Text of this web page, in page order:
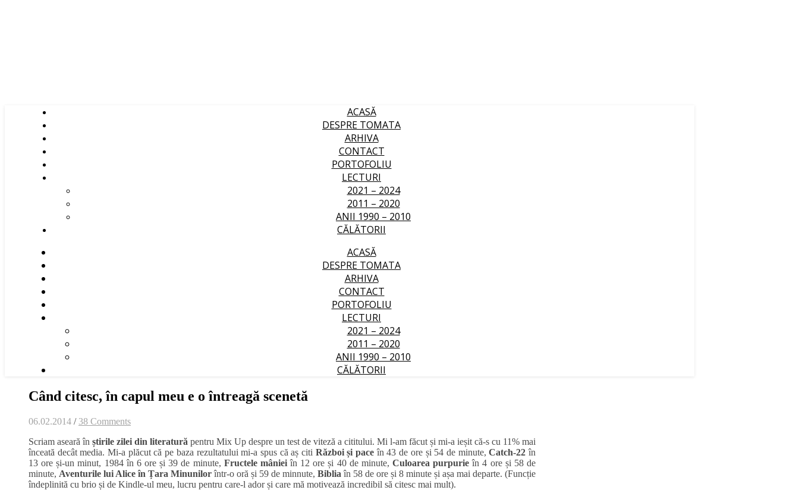
ACASĂ
DESPRE TOMATA
ARHIVA
CONTACT
PORTOFOLIU
LECTURI
2021 – 2024
2011 – 2020
ANII 1990 – 2010
CĂLĂTORII
ACASĂ
DESPRE TOMATA
ARHIVA
CONTACT
PORTOFOLIU
LECTURI
2021 – 2024
2011 – 2020
ANII 1990 – 2010
CĂLĂTORII
Când citesc, în capul meu e o întreagă scenetă
06.02.2014 / 38 Comments
Scriam aseară în știrile zilei din literatură pentru Mix Up despre un test de viteză a cititului. Mi l-am făcut și mi-a ieșit că-s cu 11% mai
înceată decât media. Mi-a plăcut că pe baza rezultatului mi-a spus că aș citi Război și pace în 43 de ore și 54 de minute,Catch-22 în
13 ore și-un minut, 1984 în 6 ore și 39 de minute, Fructele mânieiîn 12 ore și 40 de minute,Culoarea purpurie în 4 ore și 58 de
minute, Aventurile lui Alice în Țara Minunilorîntr-o oră și 59 de minnute, Biblia în 58 de ore și 8 minute și așa mai departe. (Funcție
îndeplinită cu brio și de Kindle-ul meu, lucru pentru care-l ador și care mă motivează incredibil să citesc mai mult).